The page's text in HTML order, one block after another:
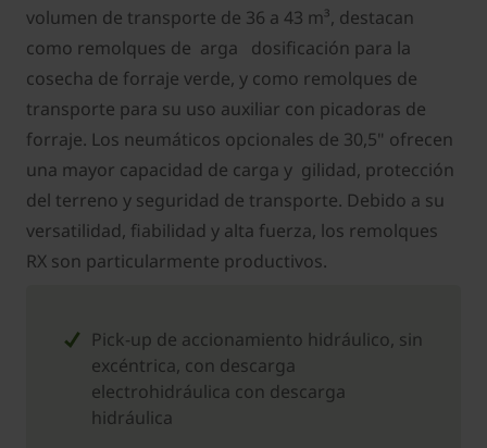
volumen de transporte de 36 a 43 m³, destacan
como remolques de arga dosificación para la
cosecha de forraje verde, y como remolques de
transporte para su uso auxiliar con picadoras de
forraje. Los neumáticos opcionales de 30,5" ofrecen
una mayor capacidad de carga y gilidad, protección
del terreno y seguridad de transporte. Debido a su
versatilidad, fiabilidad y alta fuerza, los remolques
RX son particularmente productivos.
Pick-up de accionamiento hidráulico, sin
excéntrica, con descarga
electrohidráulica con descarga
hidráulica